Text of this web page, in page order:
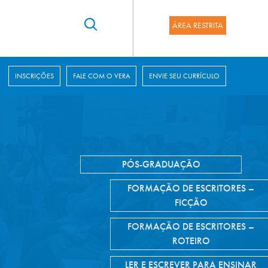
Biblioteca Histórias de Vida e o Vera
as Relações
Comunidade de famílias Cidadania Digital
Escrita Criativa Biblioteca
ÁREA RESTRITA
INSCRIÇÕES FALE COM O VERA ENVIE SEU CURRÍCULO
PÓS-GRADUAÇÃO
FORMAÇÃO DE ESCRITORES –
FICÇÃO
FORMAÇÃO DE ESCRITORES –
ROTEIRO
LER E ESCREVER PARA ENSINAR